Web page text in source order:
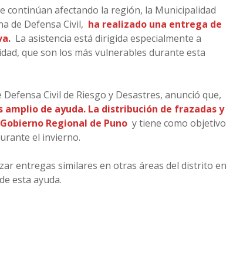
continúan afectando la región, la Municipalidad
de Defensa Civil, ha realizado una entrega de
La asistencia está dirigida especialmente a
que son los más vulnerables durante esta
Civil de Riesgo y Desastres, anunció que,
amplio de ayuda. La distribución de frazadas y
Regional de Puno y tiene como objetivo
el invierno.
entregas similares en otras áreas del distrito en
esta ayuda.